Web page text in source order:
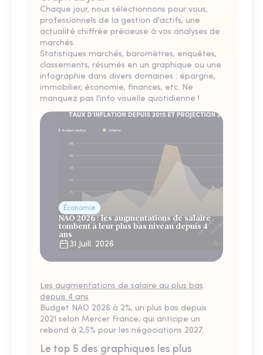
Chaque jour, nous sélectionnons pour vous,
professionnels de la gestion d'actifs, une
actualité chiffrée précieuse à vos analyses de
marchés.
Statistiques marchés, baromètres, enquêtes,
classements, résumés en un graphique ou une
infographie dans divers domaines : épargne,
immobilier, économie, finances, etc. Ne
manquez pas l'info visuelle quotidienne !
Économie
NAO 2026 : les augmentations de salaire
tombent à leur plus bas niveau depuis 4
ans
31 Juill. 2026
Les augmentations de salaire au plus bas
depuis 4 ans
Budget NAO 2026 à 2%, un plus bas depuis
2021 selon Mercer France, qui anticipe un
rebond à 2,5% pour les négociations 2027.
Le top 5 des graphiques les plus